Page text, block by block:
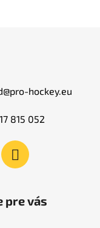
@pro-hockey.eu
815 052
pre vás